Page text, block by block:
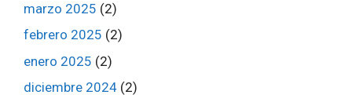
marzo 2025 (2)
febrero 2025 (2)
enero 2025 (2)
diciembre 2024 (2)